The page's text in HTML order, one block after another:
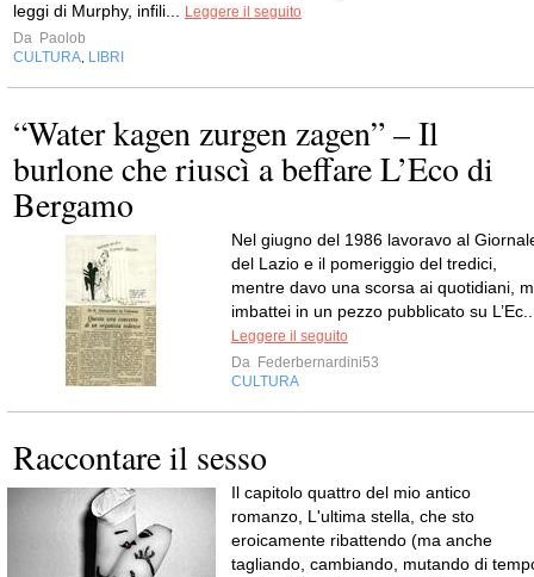
leggi di Murphy, infili...
Leggere il seguito
Da Paolob
CULTURA LIBRI
“Water kagen zurgen zagen” – Il
burlone che riuscì a beffare L’Eco di
Bergamo
Nel giugno del 1986 lavoravo al
del Lazio e il pomeriggio del tredici,
mentre davo una scorsa ai quotidiani,
imbattei in un pezzo pubblicato su
Leggere il seguito
Da Federbernardini53
CULTURA
Raccontare il sesso
Il capitolo quattro del mio antico
romanzo, L'ultima stella, che sto
eroicamente ribattendo (ma anche
tagliando, cambiando, mutando di